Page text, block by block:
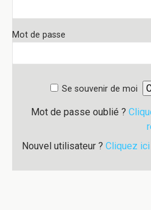
Mot de passe
Se souvenir de moi
Mot de passe oublié ?
Nouvel utilisateur ? Cliquez